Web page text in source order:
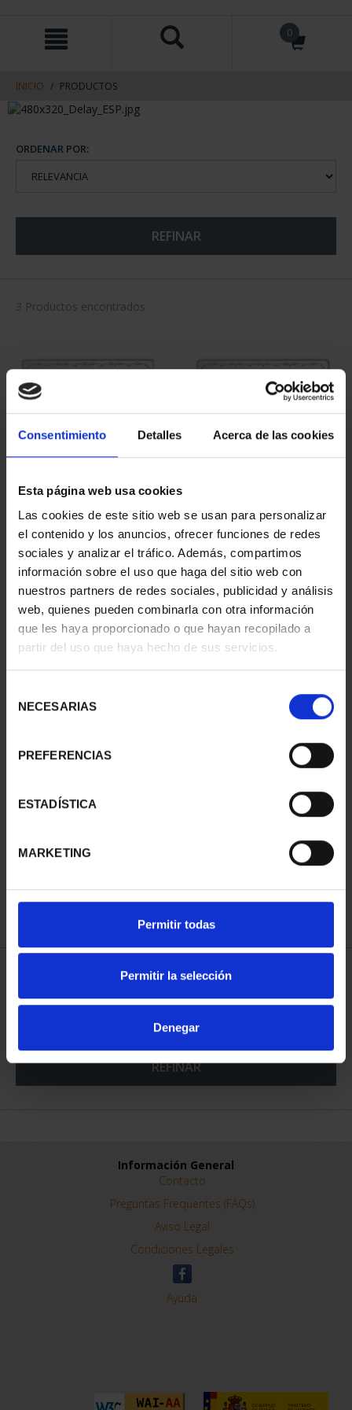
Consentimiento Detalles Acerca de las cookies
Esta página web usa cookies
Las cookies de este sitio web se usan para personalizar
el contenido y los anuncios, ofrecer funciones de redes
sociales y analizar el tráfico. Además, compartimos
información sobre el uso que haga del sitio web con
nuestros partners de redes sociales, publicidad y análisis
web, quienes pueden combinarla con otra información
que les haya proporcionado o que hayan recopilado a
partir del uso que haya hecho de sus servicios.
NECESARIAS
PREFERENCIAS
ESTADÍSTICA
MARKETING
Permitir todas
Permitir la selección
Denegar
contenido
navegacin
0
INICIO PRODUCTOS
ORDENAR POR:
REFINAR
3 Productos encontrados
275 ANIVERSARIO DE
GOYA (2021) PERRO
153,00 €
275 ANIVERSARIO DE
GOYA (2021) LA
COMETA
153,00 €
275 ANIVERSARIO DE
153,00 €
REFINAR
Información General
Contacto
Preguntas Frequentes (FAQs)
Aviso Legal
Condiciones Legales
Ayuda